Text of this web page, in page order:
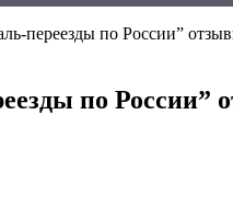
переезды по России”
по России”